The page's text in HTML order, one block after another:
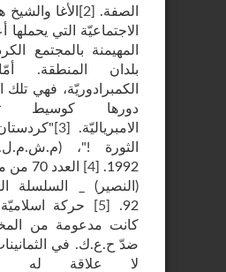
الصفة. [
2
] الأغا
الاجتماعيّة التي
المهيمنة بالمجتمع
بلدان المنطقة.
الكمبرادوريّة، فهي
دورها كوسيط
الامبرياليّة. [
3
]
الثورة !"،
1992.
[
4
]
العدد
(النصير) _ السلسلة
92.
[
5
]
حركة
كانت مدعومة من
ضدّ ح.ع.ك. في
لا علاقة له